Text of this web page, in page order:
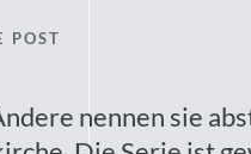
POST
nennen sie